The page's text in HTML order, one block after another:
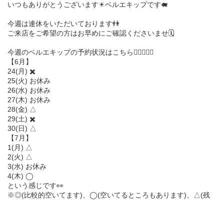
いつもありがとうございます☀︎ベルエキップです🐖
今週は連休をいただいております👫
ご来店をご希望の方はお早めにご確認くださいませ🗓️
今週のベルエキップの予約状況はこちら💁🏻‍♀️💁‍♂️
【6月】
24(月) ✖️
25(火) お休み
26(水) お休み
27(木) お休み
28(金) △
29(土) ✖️
30(日) △
【7月】
1(月) △
2(火) △
3(水) お休み
4(木) ◯
という感じです👀
※◎(比較的空いてます)、◯(空いてるところもあります)、△(残